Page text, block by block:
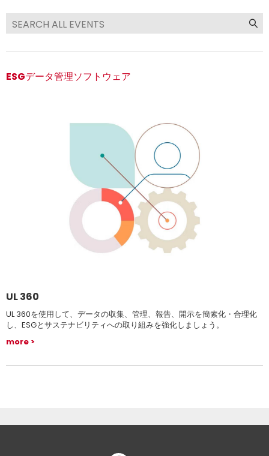
ESGデータ管理ソフトウェア
UL 360
UL 360を使用して、データの収集、管理、報告、開示を簡素化・合理化
し、ESGとサステナビリティへの取り組みを強化しましょう。
more